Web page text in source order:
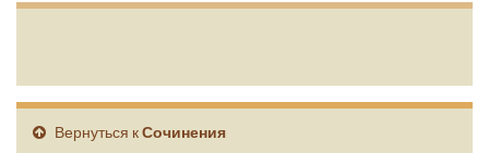
Вернуться кСочинения